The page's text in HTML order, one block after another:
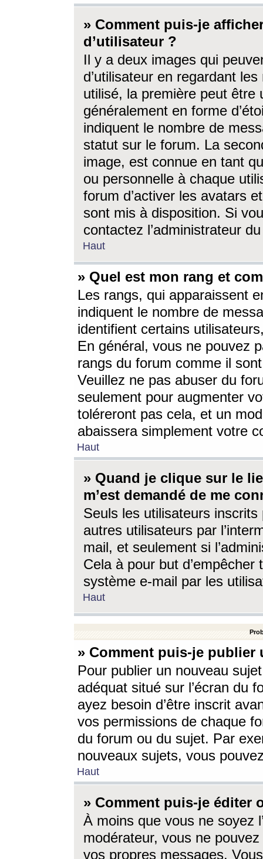
» Comment puis-je
d’utilisateur ?
Il y a deux images qui
d’utilisateur en regardant
utilisé, la première peut être
généralement en forme
indiquent le nombre de
statut sur le forum. La
image, est connue en tant
ou personnelle à chaque
forum d’activer les avatars
sont mis à disposition. Si
contactez l’administrateur
Haut
» Quel est mon rang et
Les rangs, qui apparaissent
indiquent le nombre de
identifient certains
En général, vous ne pouvez
rangs du forum comme il
Veuillez ne pas abuser du
seulement pour augmenter
toléreront pas cela, et un
abaissera simplement votre
Haut
» Quand je clique sur le
m’est demandé de me
Seuls les utilisateurs
autres utilisateurs par
mail, et seulement si
Cela à pour but
système e-mail par les
Haut
» Comment puis-je
Pour publier un nouveau
adéquat situé sur l’écran du
ayez besoin d’être inscrit
vos permissions de chaque
du forum ou du sujet. Par
nouveaux sujets, vous
Haut
» Comment puis-je éditer
À moins que vous ne soyez
modérateur, vous ne
vos propres messages.